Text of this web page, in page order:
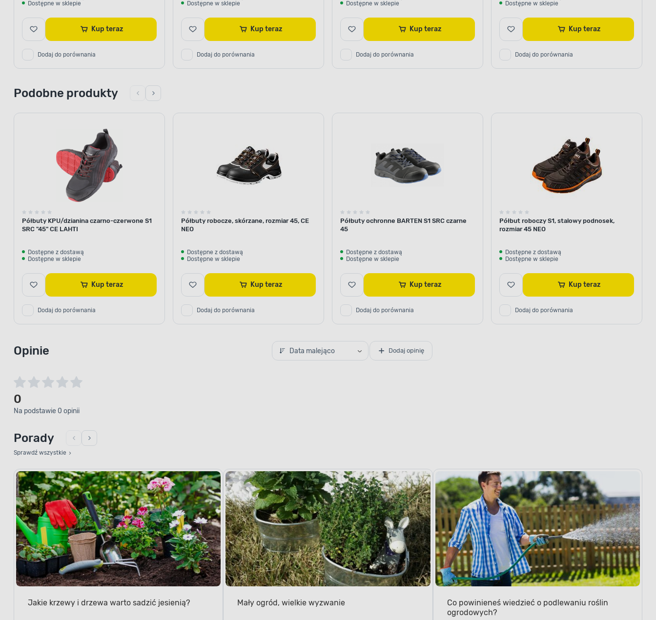
Dostępne w sklepie
Kup teraz
Dodaj do porównania
Dostępne w sklepie
Kup teraz
Dodaj do porównania
Dostępne w sklepie
Kup teraz
Dodaj do porównania
Dostępne w sklepie
Kup teraz
Dodaj do porównania
Podobne produkty
Półbuty KPU/dzianina czarno-czerwone S1
SRC "45" CE LAHTI
Dostępne z dostawą
Dostępne w sklepie
Kup teraz
Dodaj do porównania
Półbuty robocze, skórzane, rozmiar 45, CE
NEO
Dostępne z dostawą
Dostępne w sklepie
Kup teraz
Dodaj do porównania
Półbuty ochronne BARTEN S1 SRC czarne
45
Dostępne z dostawą
Dostępne w sklepie
Kup teraz
Dodaj do porównania
Półbut roboczy S1, stalowy podnosek,
rozmiar 45 NEO
Dostępne z dostawą
Dostępne w sklepie
Kup teraz
Dodaj do porównania
Opinie Data malejąco Dodaj opinię
0
Na podstawie 0 opinii
Porady
Sprawdź wszystkie
Jakie krzewy i drzewa warto sadzić jesienią? Mały ogród, wielkie wyzwanie
Co powinieneś wiedzieć o podlewaniu roślin
ogrodowych?